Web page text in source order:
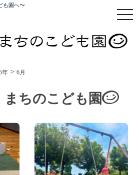
も園へ〜
年 >6月
ちのこども園